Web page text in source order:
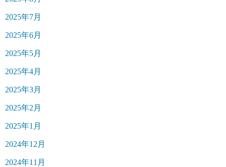
2025年7月
2025年6月
2025年5月
2025年4月
2025年3月
2025年2月
2025年1月
2024年12月
2024年11月